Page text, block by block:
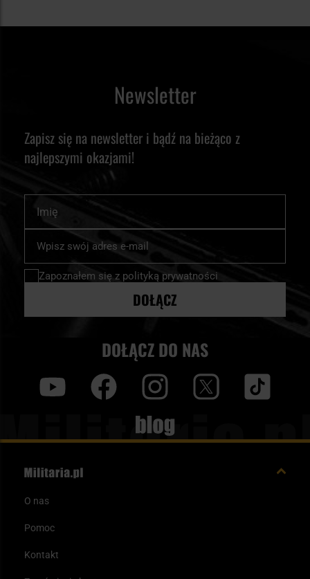
Newsletter
Zapisz się na newsletter i bądź na bieżąco z
najlepszymi okazjami!
nasz
newsletter:
Zapoznałem się z polityką prywatności
DOŁĄCZ
DOŁĄCZ DO NAS
Blog
O nas
Pomoc
Kontakt